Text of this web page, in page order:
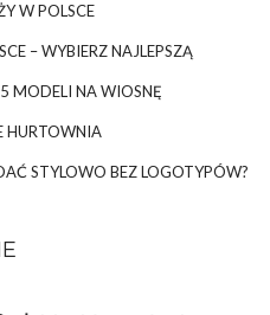
W POLSCE
– WYBIERZ NAJLEPSZĄ
MODELI NA WIOSNĘ
HURTOWNIA
STYLOWO BEZ LOGOTYPÓW?